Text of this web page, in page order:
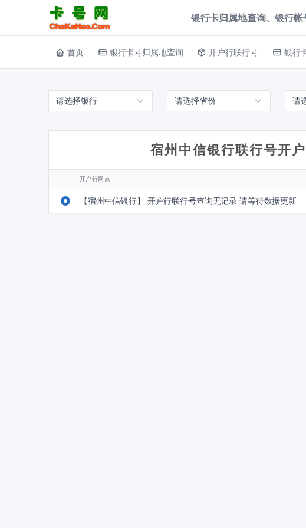
银行卡归属地查询、银行
首页 银行卡号归属地查询 开户行联行号 银行
宿州中信银行联行号开
开户行网点
【宿州中信银行】 开户行联行号查询无记录 请等待数据更新